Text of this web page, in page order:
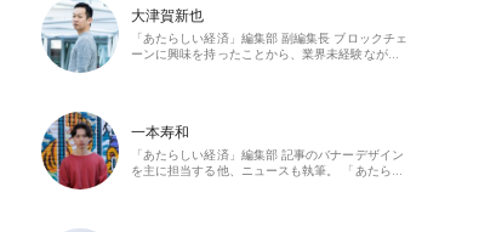
大津賀新也
「あたらしい経済」編集部 副編集長 ブロックチェ
ーンに興味を持ったことから、業界未経験なが…
一本寿和
「あたらしい経済」編集部 記事のバナーデザイン
を主に担当する他、ニュースも執筆。 「あたら…